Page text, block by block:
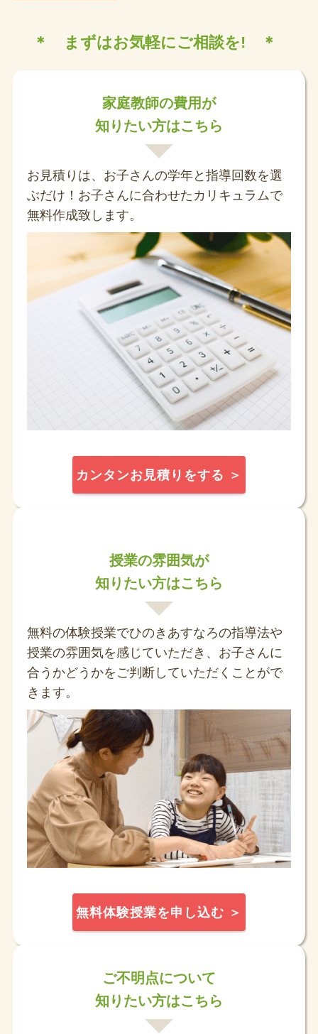
＊ まずはお気軽にご相談を! ＊
家庭教師の費用が
知りたい方はこちら
お見積りは、お子さんの学年と指導回数を選
ぶだけ！お子さんに合わせたカリキュラムで
無料作成致します。
カンタンお見積りをする ＞
授業の雰囲気が
知りたい方はこちら
無料の体験授業でひのきあすなろの指導法や
授業の雰囲気を感じていただき、お子さんに
合うかどうかをご判断していただくことがで
きます。
無料体験授業を申し込む ＞
ご不明点について
知りたい方はこちら